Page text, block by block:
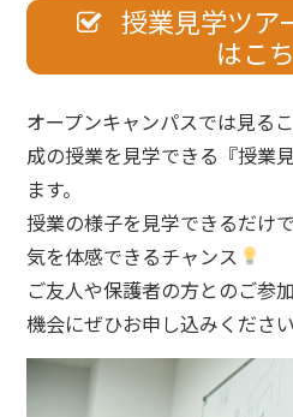
授業見学ツア
はこ
オープンキャンパスでは見る
成の授業を見学できる『授業
ます。
授業の様子を見学できるだけ
気を体感できるチャンス
ご友人や保護者の方とのご参
機会にぜひお申し込みください